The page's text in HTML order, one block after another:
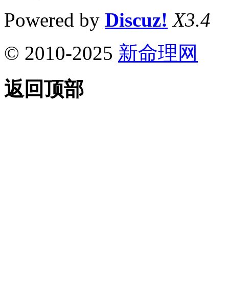
Powered by Discuz! X3.4
© 2010-2025 新命理网
返回顶部